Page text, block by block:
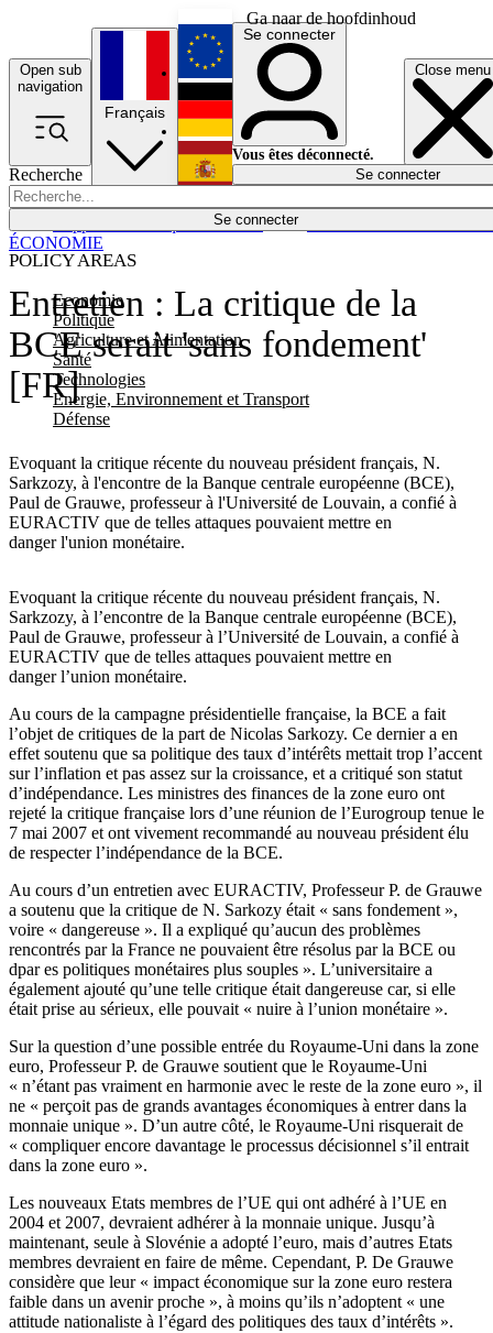
Ga naar de hoofdinhoud
Open sub
navigation
Close menu
Recherche
Se connecter
POLICY AREAS
Economie
Politique
Agriculture et Alimentation
Santé
Technologies
Energie, Environnement et Transport
Défense
Économie
Français
English
Deutsch
Español
Se connecter
Vous êtes déconnecté.
Se connecter
Entretien : La critique de la
BCE serait 'sans fondement'
[FR]
Evoquant la critique récente du nouveau président français, N.
Sarkzozy, à l'encontre de la Banque centrale européenne (BCE),
Paul de Grauwe, professeur à l'Université de Louvain, a confié à
EURACTIV que de telles attaques pouvaient mettre en
danger l'union monétaire.
ÉCONOMIE
Evoquant la critique récente du nouveau président français, N.
Sarkzozy, à l’encontre de la Banque centrale européenne (BCE),
Paul de Grauwe, professeur à l’Université de Louvain, a confié à
EURACTIV que de telles attaques pouvaient mettre en
danger l’union monétaire.
Au cours de la campagne présidentielle française, la BCE a fait
l’objet de critiques de la part de Nicolas Sarkozy. Ce dernier a en
effet soutenu que sa politique des taux d’intérêts mettait trop l’accent
sur l’inflation et pas assez sur la croissance, et a critiqué son statut
d’indépendance. Les ministres des finances de la zone euro ont
rejeté la critique française lors d’une réunion de l’Eurogroup tenue le
7 mai 2007 et ont vivement recommandé au nouveau président élu
de respecter l’indépendance de la BCE.
Au cours d’un entretien avec EURACTIV, Professeur P. de Grauwe
a soutenu que la critique de N. Sarkozy était « sans fondement »,
voire « dangereuse ». Il a expliqué qu’aucun des problèmes
rencontrés par la France ne pouvaient être résolus par la BCE ou
dpar es politiques monétaires plus souples ». L’universitaire a
également ajouté qu’une telle critique était dangereuse car, si elle
était prise au sérieux, elle pouvait « nuire à l’union monétaire ».
Sur la question d’une possible entrée du Royaume-Uni dans la zone
euro, Professeur P. de Grauwe soutient que le Royaume-Uni
« n’étant pas vraiment en harmonie avec le reste de la zone euro », il
ne « perçoit pas de grands avantages économiques à entrer dans la
monnaie unique ». D’un autre côté, le Royaume-Uni risquerait de
« compliquer encore davantage le processus décisionnel s’il entrait
dans la zone euro ».
Les nouveaux Etats membres de l’UE qui ont adhéré à l’UE en
2004 et 2007, devraient adhérer à la monnaie unique. Jusqu’à
maintenant, seule à Slovénie a adopté l’euro, mais d’autres Etats
membres devraient en faire de même. Cependant, P. De Grauwe
considère que leur « impact économique sur la zone euro restera
faible dans un avenir proche », à moins qu’ils n’adoptent « une
attitude nationaliste à l’égard des politiques des taux d’intérêts ».